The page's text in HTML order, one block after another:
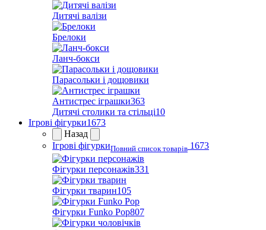
Дитячі валізи
Брелоки
Ланч-бокси
Парасольки і дощовики
Антистрес іграшки363
Дитячі столики та стільці10
Ігрові фігурки1673
Назад
Ігрові фігуркиПовний список товарів 1673
Фігурки персонажів331
Фігурки тварин105
Фігурки Funko Pop807